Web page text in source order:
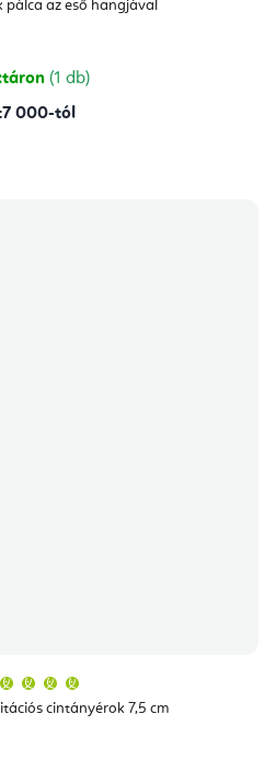
pálca az eső hangjával
(1 db)
000-tól
cintányérok 7,5 cm
átlagos
értékelése